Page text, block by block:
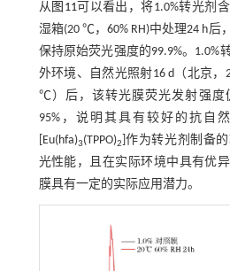
从图11可以看出，将1.0%转光剂
湿箱(20 ℃，60% RH)中处理24 h后
保持原始荧光强度的99.9%。1.0%
外环境、自然光照射16 d（北京，
℃）后，该转光膜荧光发射强度
95%，说明其具有较好的抗自
[Eu(hfa)3(TPPO)2 ]作为转光剂制备
光性能，且在实际环境中具有优
膜具有一定的实际应用潜力。